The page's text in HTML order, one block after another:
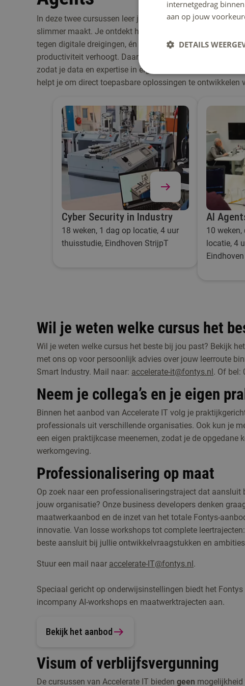
In deze twee cursussen leer je hoe je jouw
slimmer maakt. Je ontdekt hoe je industriële systemen en
tegen digitale dreigingen, én hoe je met AI-agenten kennis
productiviteit verhoogt. Daarbij werk je met veilige, lokale
zodat je data en expertise in eigen hand houdt. De
helpt je om direct toepasbare oplossingen te ontwikkelen
Cyber Security in Industry
18 weken, 1 dag op locatie, 4 uur
thuisstudie, Eindhoven StrijpT
AI
10
locatie, 4
Wil je weten welke cursus het
Wil je weten welke cursus het beste bij jou past? Bekijk
met ons op voor persoonlijk advies over jouw leerroute
Smart Industry. Mail naar: accelerate-it@fontys.nl. Of bel:
Neem je collega’s en je eigen
Binnen het aanbod van Accelerate IT volg je
professionals uit verschillende organisaties. Ook kun je
een eigen praktijkcase meenemen, zodat je de opgedane
werkomgeving.
Professionalisering op maat
Op zoek naar een professionaliseringstraject dat aansluit
jouw organisatie? Onze business developers denken
maatwerkaanbod en de inzet van het totale Fontys-
innovatie. Van losse workshops tot complete
beste aansluit bij jullie ontwikkelvraagstukken en
Stuur een mail naar accelerate-IT@fontys.nl.
Speciaal gericht op onderwijsinstellingen biedt het
incompany AI-workshops en maatwerktrajecten aan.
Bekijk het aanbod
Visum of verblijfsvergunning
De cursussen van Accelerate IT bieden geen
internetgedrag
aan op jouw
DETAILS